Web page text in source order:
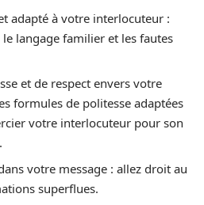
adapté à votre interlocuteur :
langage familier et les fautes
et de respect envers votre
formules de politesse adaptées
votre interlocuteur pour son
votre message : allez droit au
superflues.